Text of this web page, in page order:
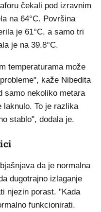
čekali pod izravnim
na 64°C. Površina
je 61°C, a samo tri
je na 39.8°C.
temperaturama može
kaže Nibedita
samo nekoliko metara
laknulo. To je razlika
stablo", dodala je.
da je normalna
dugotrajno izlaganje
njezin porast. "Kada
funkcionirati.